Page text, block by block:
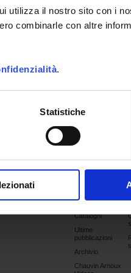
utilizza il nostro sito con i
combinarle con altre
.
Statistiche
Cataloghi
Ultime
pubblicazioni
Archivio
Chauvin Arnoux